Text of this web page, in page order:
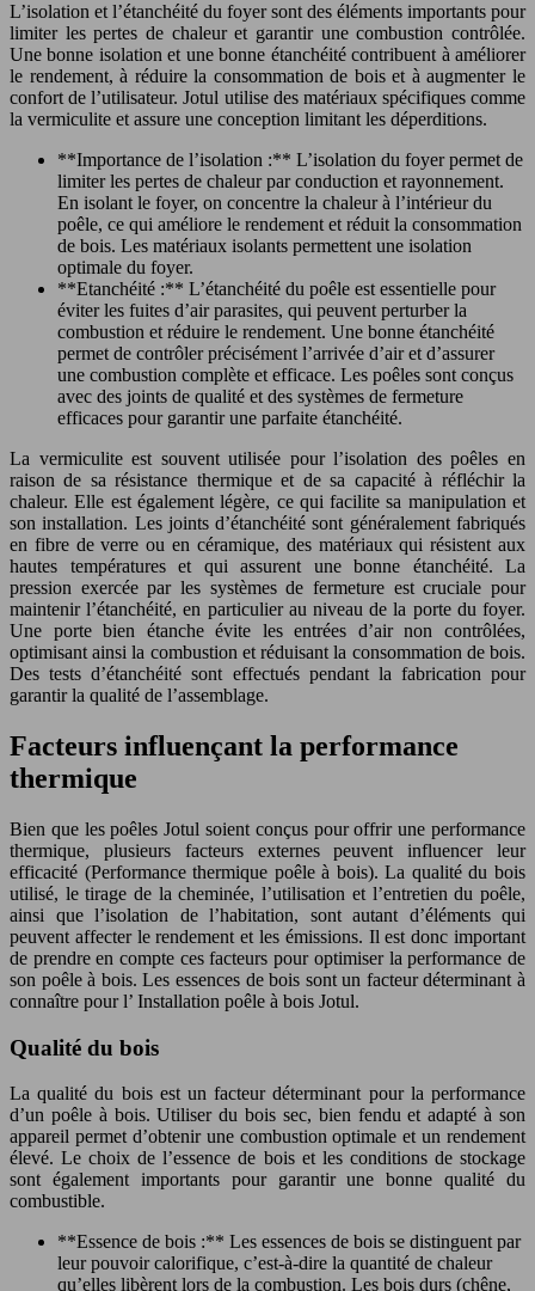
L’isolation et l’étanchéité du foyer sont des éléments importants pour
limiter les pertes de chaleur et garantir une combustion contrôlée.
Une bonne isolation et une bonne étanchéité contribuent à améliorer
le rendement, à réduire la consommation de bois et à augmenter le
confort de l’utilisateur. Jotul utilise des matériaux spécifiques comme
la vermiculite et assure une conception limitant les déperditions.
**Importance de l’isolation :** L’isolation du foyer permet de
limiter les pertes de chaleur par conduction et rayonnement.
En isolant le foyer, on concentre la chaleur à l’intérieur du
poêle, ce qui améliore le rendement et réduit la consommation
de bois. Les matériaux isolants permettent une isolation
optimale du foyer.
**Etanchéité :** L’étanchéité du poêle est essentielle pour
éviter les fuites d’air parasites, qui peuvent perturber la
combustion et réduire le rendement. Une bonne étanchéité
permet de contrôler précisément l’arrivée d’air et d’assurer
une combustion complète et efficace. Les poêles sont conçus
avec des joints de qualité et des systèmes de fermeture
efficaces pour garantir une parfaite étanchéité.
La vermiculite est souvent utilisée pour l’isolation des poêles en
raison de sa résistance thermique et de sa capacité à réfléchir la
chaleur. Elle est également légère, ce qui facilite sa manipulation et
son installation. Les joints d’étanchéité sont généralement fabriqués
en fibre de verre ou en céramique, des matériaux qui résistent aux
hautes températures et qui assurent une bonne étanchéité. La
pression exercée par les systèmes de fermeture est cruciale pour
maintenir l’étanchéité, en particulier au niveau de la porte du foyer.
Une porte bien étanche évite les entrées d’air non contrôlées,
optimisant ainsi la combustion et réduisant la consommation de bois.
Des tests d’étanchéité sont effectués pendant la fabrication pour
garantir la qualité de l’assemblage.
Facteurs influençant la performance
thermique
Bien que les poêles Jotul soient conçus pour offrir une performance
thermique, plusieurs facteurs externes peuvent influencer leur
efficacité (Performance thermique poêle à bois). La qualité du bois
utilisé, le tirage de la cheminée, l’utilisation et l’entretien du poêle,
ainsi que l’isolation de l’habitation, sont autant d’éléments qui
peuvent affecter le rendement et les émissions. Il est donc important
de prendre en compte ces facteurs pour optimiser la performance de
son poêle à bois. Les essences de bois sont un facteur déterminant à
connaître pour l’ Installation poêle à bois Jotul.
Qualité du bois
La qualité du bois est un facteur déterminant pour la performance
d’un poêle à bois. Utiliser du bois sec, bien fendu et adapté à son
appareil permet d’obtenir une combustion optimale et un rendement
élevé. Le choix de l’essence de bois et les conditions de stockage
sont également importants pour garantir une bonne qualité du
combustible.
**Essence de bois :** Les essences de bois se distinguent par
leur pouvoir calorifique, c’est-à-dire la quantité de chaleur
qu’elles libèrent lors de la combustion. Les bois durs (chêne,